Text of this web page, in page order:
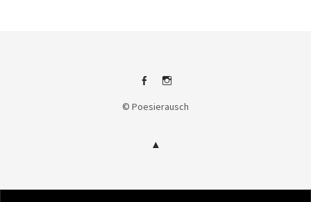
FacebookInstagram
© Poesierausch